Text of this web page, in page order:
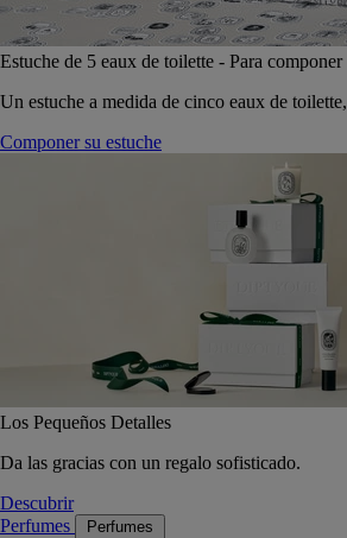
Estuche de 5 eaux de toilette - Para componer
Un estuche a medida de cinco eaux de
Componer su estuche
Los Pequeños Detalles
Da las gracias con un regalo sofisticado.
Descubrir
Perfumes
Perfumes